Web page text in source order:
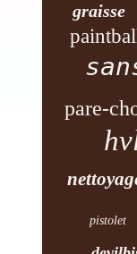
graisse
pare-
pistolet